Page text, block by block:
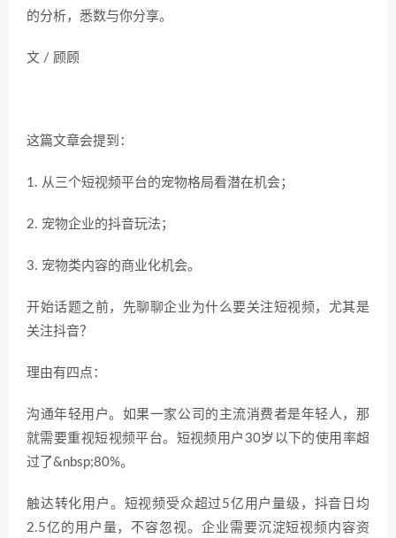
的分析，悉数与你分享。
文 / 顾顾
这篇文章会提到：
1. 从三个短视频平台的宠物格局看潜在机会；
2. 宠物企业的抖音玩法；
3. 宠物类内容的商业化机会。
开始话题之前，先聊聊企业为什么要关注短视频，尤其是
关注抖音？
理由有四点：
沟通年轻用户。如果一家公司的主流消费者是年轻人，那
就需要重视短视频平台。短视频用户30岁以下的使用率超
过了&nbsp;80%。
触达转化用户。短视频受众超过5亿用户量级，抖音日均
2.5亿的用户量，不容忽视。企业需要沉淀短视频内容资